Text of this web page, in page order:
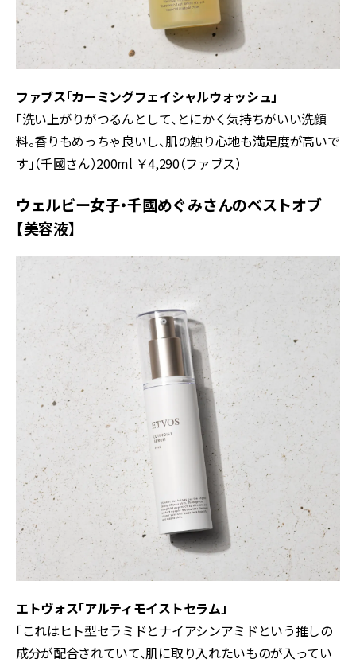
ファブス「カーミングフェイシャルウォッシュ」
「洗い上がりがつるんとして、とにかく気持ちがいい洗顔
料。香りもめっちゃ良いし、肌の触り心地も満足度が高いで
す」（千國さん）200ml ￥4,290（ファブス）
ウェルビー女子・千國めぐみさんのベストオブ
【美容液】
エトヴォス「アルティモイストセラム」
「これはヒト型セラミドとナイアシンアミドという推しの
成分が配合されていて、肌に取り入れたいものが入ってい